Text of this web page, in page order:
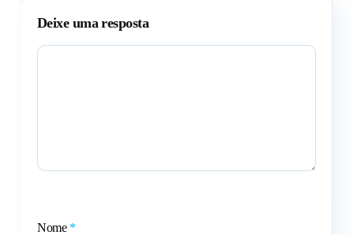
Deixe uma resposta
Nome *